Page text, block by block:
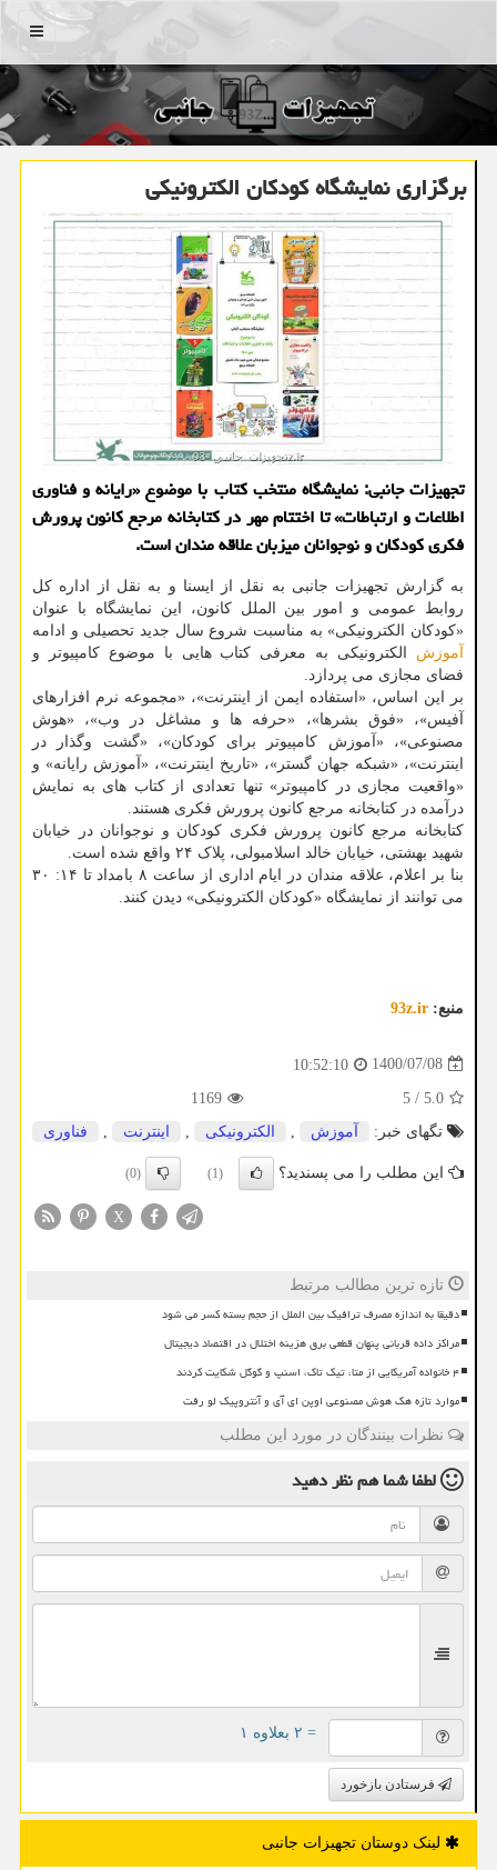
منو
برگزاری نمایشگاه کودکان الکترونیکی
تجهیزات جانبی: نمایشگاه منتخب کتاب با موضوع «رایانه و فناوری
اطلاعات و ارتباطات» تا اختتام مهر در کتابخانه مرجع کانون پرورش
فکری کودکان و نوجوانان میزبان علاقه مندان است.
به گزارش تجهیزات جانبی به نقل از ایسنا و به نقل از اداره کل
روابط عمومی و امور بین الملل کانون، این نمایشگاه با عنوان
«کودکان الکترونیکی» به مناسبت شروع سال جدید تحصیلی و ادامه
آموزش الکترونیکی به معرفی کتاب هایی با موضوع کامپیوتر و
فضای مجازی می پردازد.
بر این اساس، «استفاده ایمن از اینترنت»، «مجموعه نرم افزارهای
آفیس»، «فوق بشرها»، «حرفه ها و مشاغل در وب»، «هوش
مصنوعی»، «آموزش کامپیوتر برای کودکان»، «گشت وگذار در
اینترنت»، «شبکه جهان گستر»، «تاریخ اینترنت»، «آموزش رایانه» و
«واقعیت مجازی در کامپیوتر» تنها تعدادی از کتاب های به نمایش
درآمده در کتابخانه مرجع کانون پرورش فکری هستند.
کتابخانه مرجع کانون پرورش فکری کودکان و نوجوانان در خیابان
شهید بهشتی، خیابان خالد اسلامبولی، پلاک ۲۴ واقع شده است.
بنا بر اعلام، علاقه مندان در ایام اداری از ساعت ۸ بامداد تا ۱۴: ۳۰
می توانند از نمایشگاه «کودکان الکترونیکی» دیدن کنند.
منبع: 93z.ir
1400/07/08
10:52:10
5.0
/
5
1169
تگهای خبر:
آموزش , الكترونیكی , اینترنت , فناوری
این مطلب را می پسندید؟ (1)
(0)
X
تازه ترین مطالب مرتبط
دقیقا به اندازه مصرف ترافیک بین الملل از حجم بسته کسر می شود
مراکز داده قربانی پنهان قطعی برق هزینه اختلال در اقتصاد دیجیتال
۴ خانواده آمریکایی از متا، تیک تاک، اسنپ و گوگل شکایت کردند
موارد تازه هک هوش مصنوعی اوپن ای آی و آنتروپیک لو رفت
نظرات بینندگان در مورد این مطلب
لطفا شما همنظر دهید
= ۲ بعلاوه ۱
فرستادن بازخورد
لینک دوستان تجهیزات جانبی